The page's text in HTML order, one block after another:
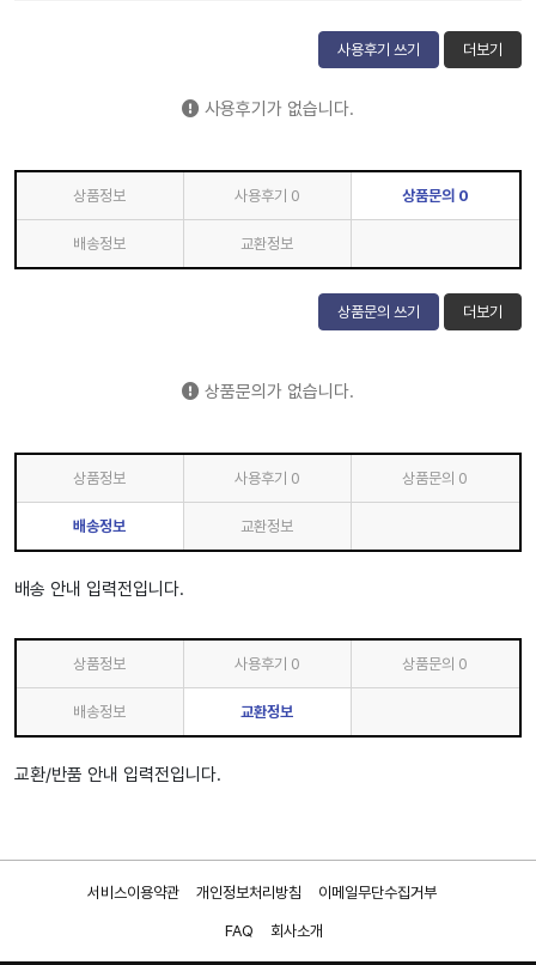
사용후기 쓰기 더보기
사용후기가 없습니다.
상품정보 사용후기 0 상품문의 0
배송정보 교환정보
상품문의 쓰기 더보기
상품문의가 없습니다.
상품정보 사용후기 0 상품문의 0
배송정보 교환정보
배송 안내 입력전입니다.
상품정보 사용후기 0 상품문의 0
배송정보 교환정보
교환/반품 안내 입력전입니다.
서비스이용약관 개인정보처리방침 이메일무단수집거부
FAQ 회사소개